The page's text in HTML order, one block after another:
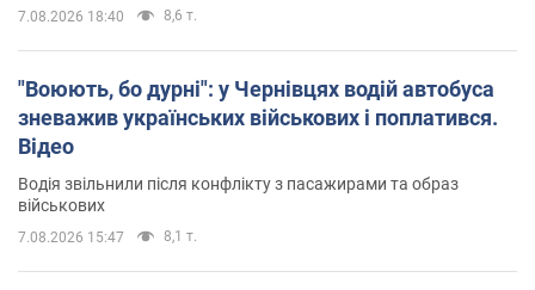
7.08.2026 18:40 8,6 т.
"Воюють, бо дурні": у Чернівцях водій автобуса
зневажив українських військових і поплатився.
Відео
Водія звільнили після конфлікту з пасажирами та образ
військових
7.08.2026 15:47 8,1 т.